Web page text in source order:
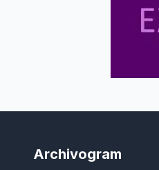
Archivogram